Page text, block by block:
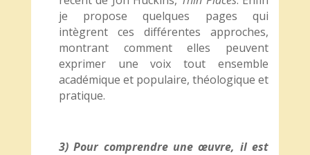
je propose quelques pages qui
intègrent ces différentes approches,
montrant comment elles peuvent
exprimer une voix tout ensemble
académique et populaire, théologique et
pratique.
3) Pour comprendre une œuvre, il est